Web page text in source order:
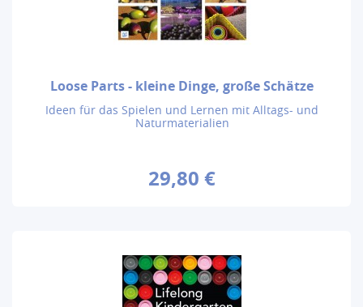
Loose Parts - kleine Dinge, große Schätze
Ideen für das Spielen und Lernen mit Alltags- und
Naturmaterialien
29,80 €